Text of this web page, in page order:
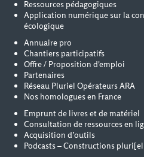
Ressources pédagogiques
Application numérique sur la
écologique
Annuaire pro
Chantiers participatifs
Offre / Proposition d'emploi
Partenaires
Réseau Pluriel Opérateurs ARA
Nos homologues en France
Emprunt de livres et de matériel
Consultation de ressources en
Acquisition d’outils
Podcasts – Constructions